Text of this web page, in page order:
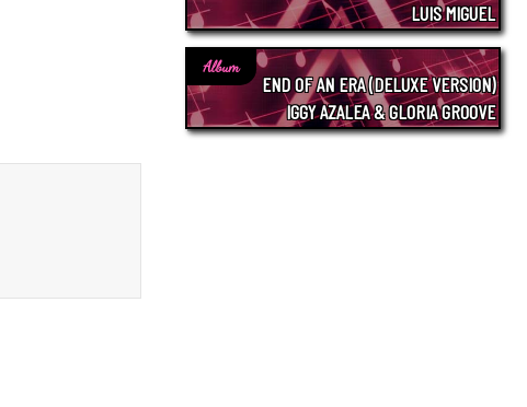
LUIS MIGUEL
Album
END OF AN ERA (DELUXE VERSION)
IGGY AZALEA & GLORIA GROOVE